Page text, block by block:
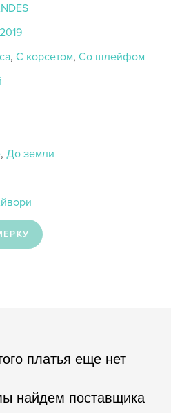
, С корсетом, Со шлейфом
, До земли
платья еще нет
найдем поставщика